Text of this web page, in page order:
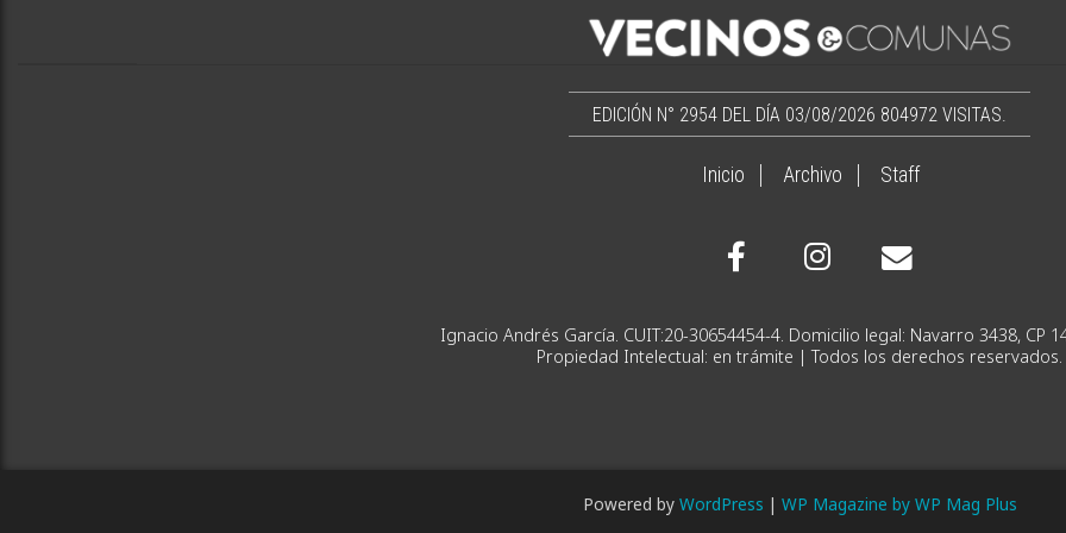
EDICIÓN N° 2954 DEL DÍA 03/08/2026 804972 VISITAS.
Inicio Archivo Staff
Ignacio Andrés García. CUIT:20-30654454-4. Domicilio
Propiedad Intelectual: en trámite | Todos los derechos reservados.
Powered by WordPress | WP Magazine by WP Mag Plus